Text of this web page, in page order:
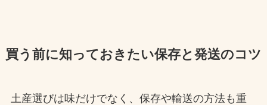
買う前に知っておきたい保存と発送のコツ
土産選びは味だけでなく、保存や輸送の方法も重